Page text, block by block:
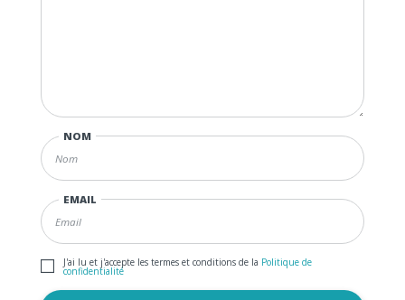
NOM
EMAIL
J'ai lu et j'accepte les termes et conditions de la Politique de
confidentialité